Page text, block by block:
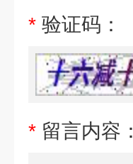
* 验证码：
* 留言内容：